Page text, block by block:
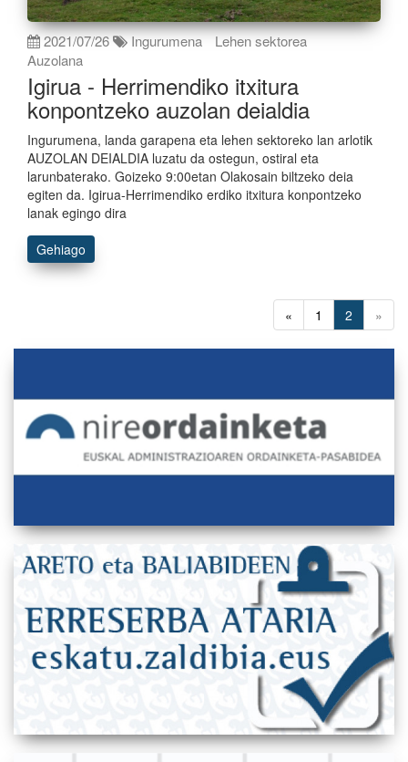
2021/07/26 Ingurumena
Lehen sektorea
Auzolana
Igirua - Herrimendiko itxitura
konpontzeko auzolan deialdia
Ingurumena, landa garapena eta lehen sektoreko lan arlotik
AUZOLAN DEIALDIA luzatu da ostegun, ostiral eta
larunbaterako. Goizeko 9:00etan Olakosain biltzeko deia
egiten da. Igirua-Herrimendiko erdiko itxitura konpontzeko
lanak egingo dira
Gehiago
« 1 2 »